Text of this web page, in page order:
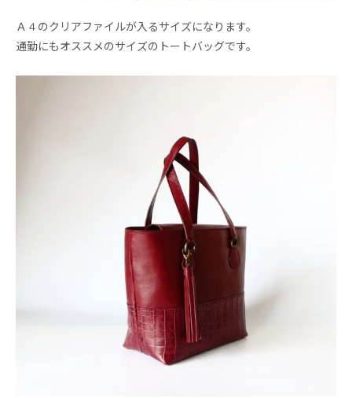
Ａ４のクリアファイルが入るサイズになります。
通勤にもオススメのサイズのトートバッグです。